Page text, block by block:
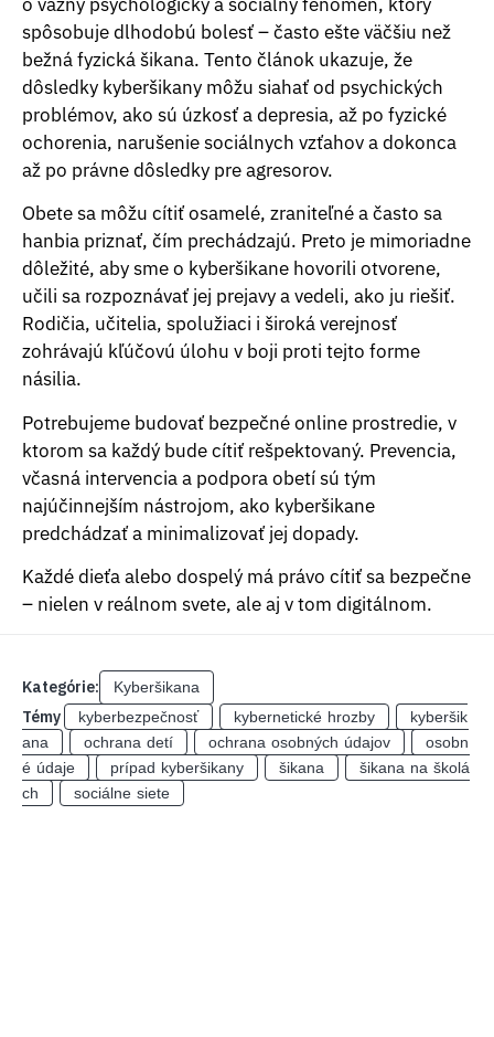
spôsobuje dlhodobú bolesť – často ešte väčšiu než
bežná fyzická šikana. Tento článok ukazuje, že
dôsledky kyberšikany môžu siahať od psychických
problémov, ako sú úzkosť a depresia, až po fyzické
ochorenia, narušenie sociálnych vzťahov a dokonca
až po právne dôsledky pre agresorov.
Obete sa môžu cítiť osamelé, zraniteľné a často sa
hanbia priznať, čím prechádzajú. Preto je mimoriadne
dôležité, aby sme o kyberšikane hovorili otvorene,
učili sa rozpoznávať jej prejavy a vedeli, ako ju riešiť.
Rodičia, učitelia, spolužiaci i široká verejnosť
zohrávajú kľúčovú úlohu v boji proti tejto forme
násilia.
Potrebujeme budovať bezpečné online prostredie, v
ktorom sa každý bude cítiť rešpektovaný. Prevencia,
včasná intervencia a podpora obetí sú tým
najúčinnejším nástrojom, ako kyberšikane
predchádzať a minimalizovať jej dopady.
Každé dieťa alebo dospelý má právo cítiť sa bezpečne
– nielen v reálnom svete, ale aj v tom digitálnom.
Kategórie: Kyberšikana
Témy kyberbezpečnosť kybernetické hrozby
kyberšik
ana
ochrana detí ochrana osobných údajov
osobn
é údaje
prípad kyberšikany šikana
šikana na školá
ch
sociálne siete